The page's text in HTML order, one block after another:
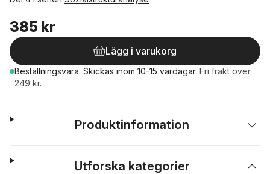
385 kr
Lägg i varukorg
Beställningsvara. Skickas inom 10-15 vardagar. Fri frakt över
249 kr.
Produktinformation
Utforska kategorier